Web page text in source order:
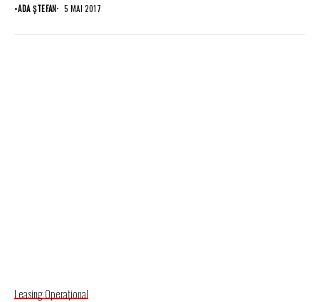
•ADA ȘTEFAN 5 MAI 2017
Leasing Operaţional